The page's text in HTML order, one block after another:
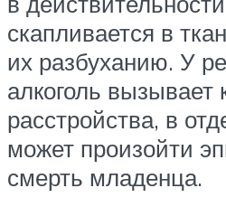
скапливается в
их разбуханию. У
алкоголь
расстройства, в
может произойти
смерть младенца.